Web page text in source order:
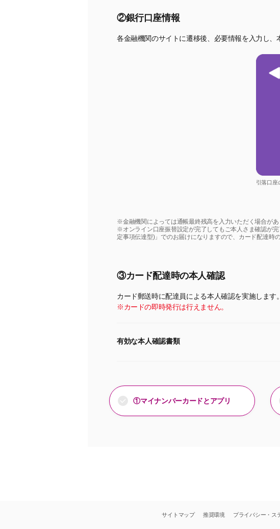
②銀行口座情報
各金融機関のサイトに遷移後、必要情報を入力し、
引落口座
※金融機関によっては通帳最終残高を入力いただく場合があ
※オンライン口座振替設定が完了してもご本人さま確認が
定事項伝達型)」でのお届けになりますので、カード配達時
③カード配達時の本人確認
カード郵送時に配達員による本人確認を実施します
※カードの即時発行は行えません。
有効な本人確認書類
①マイナンバーカードとアプリ
サイトマップ 推奨環境 プライバシー・ス